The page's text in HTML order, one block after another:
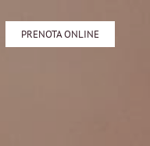
PRENOTA ONLINE